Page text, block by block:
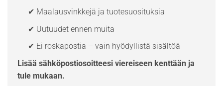
✔ Maalausvinkkejä ja tuotesuosituksia
✔ Uutuudet ennen muita
✔ Ei roskapostia – vain hyödyllistä sisältöä
Lisää sähköpostiosoitteesi viereiseen kenttään ja
tule mukaan.